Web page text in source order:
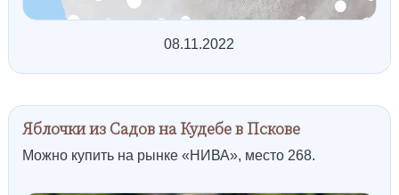
08.11.2022
Яблочки из Садов на Кудебе в Пскове
Можно купить на рынке «НИВА», место 268.